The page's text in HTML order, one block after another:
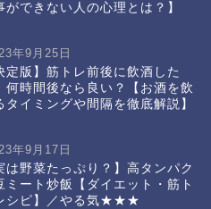
ができない人の心理とは？】
年9月25日
定版】筋トレ前後に飲酒した
何時間後なら良い？【お酒を飲
タイミングや間隔を徹底解説】
年9月17日
は野菜たっぷり？】高タンパク
ミート炒飯【ダイエット・筋ト
シピ】／やる気★★★